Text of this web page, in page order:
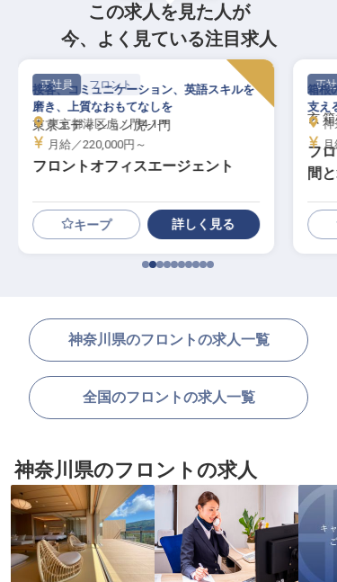
この求人を見た人が
今、よく見ている注目求人
正社員 フロント
東京エディション虎ノ門
フロントオフィスエージェント
接客、コミュニケーション、英語スキルを
磨き、上質なおもてなしを
東京都港区虎ノ門4-1-1
月給／220,000円～
キープ 詳しく見る
正社
玄 箱
フ
間
箱根
支え
神
神奈川県のフロントの求人一覧
全国のフロントの求人一覧
神奈川県のフロントの求人